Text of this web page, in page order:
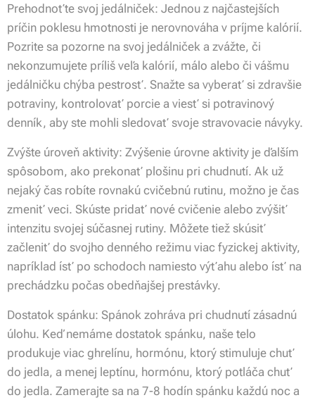
Prehodnoťte svoj jedálniček: Jednou z najčastejších
príčin poklesu hmotnosti je nerovnováha v príjme kalórií.
Pozrite sa pozorne na svoj jedálniček a zvážte, či
nekonzumujete príliš veľa kalórií, málo alebo či vášmu
jedálničku chýba pestrosť. Snažte sa vyberať si zdravšie
potraviny, kontrolovať porcie a viesť si potravinový
denník, aby ste mohli sledovať svoje stravovacie návyky.
Zvýšte úroveň aktivity: Zvýšenie úrovne aktivity je ďalším
spôsobom, ako prekonať plošinu pri chudnutí. Ak už
nejaký čas robíte rovnakú cvičebnú rutinu, možno je čas
zmeniť veci. Skúste pridať nové cvičenie alebo zvýšiť
intenzitu svojej súčasnej rutiny. Môžete tiež skúsiť
začleniť do svojho denného režimu viac fyzickej aktivity,
napríklad ísť po schodoch namiesto výťahu alebo ísť na
prechádzku počas obedňajšej prestávky.
Dostatok spánku: Spánok zohráva pri chudnutí zásadnú
úlohu. Keď nemáme dostatok spánku, naše telo
produkuje viac ghrelínu, hormónu, ktorý stimuluje chuť
do jedla, a menej leptínu, hormónu, ktorý potláča chuť
do jedla. Zamerajte sa na 7-8 hodín spánku každú noc a